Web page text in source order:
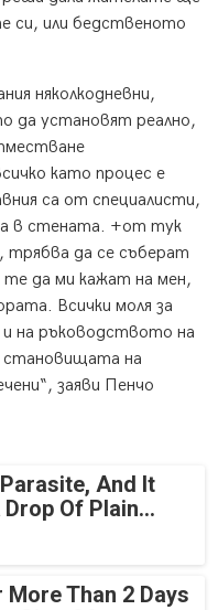
си, или бедственото
няколкодневни,
да установят реално,
като процес е
са от специалисти,
в стената. +от тук
трябва да се съберат
да ми кажат на мен,
Всички моля за
на ръководството на
становищата на
заяви Пенчо
And It
Of Plain...
More Than 2 Days